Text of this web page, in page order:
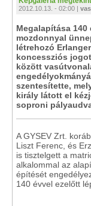
2012.10.13. - 02:00 |
Megalapítása
mozdonnyal
létrehozó
koncessziós
között
szentesítette,
király látott el
soproni
A GYSEV Zrt.
Liszt Ferenc, és
is tisztelgett a
alkalommal az
építését
140 évvel ezelőtt